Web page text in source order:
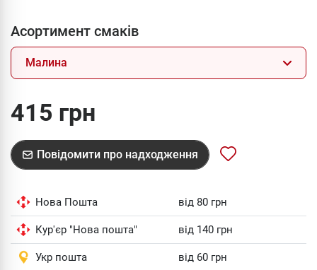
Асортимент смаків
Малина
415 грн
Повідомити про надходження
Нова Пошта від 80 грн
Кур'єр "Нова пошта" від 140 грн
Укр пошта від 60 грн